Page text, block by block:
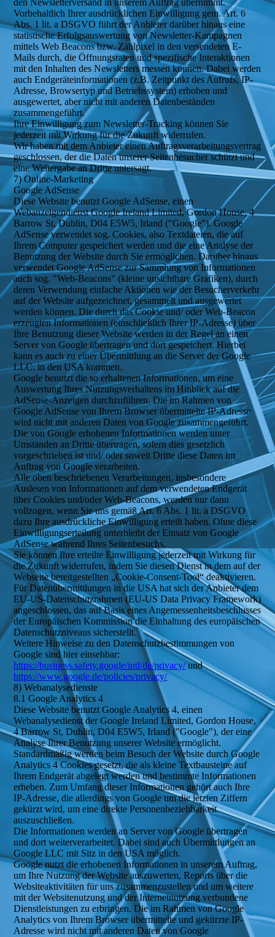
den Newsletterversand in unserem Auftrag übernimmt.
Vorbehaltlich Ihrer ausdrücklichen Einwilligung gem. Art. 6
Abs. 1 lit. a DSGVO führt der Anbieter darüber hinaus eine
statistische Erfolgsauswertung von Newsletter-Kampagnen
mittels Web Beacons bzw. Zählpixel in den versendeten E-
Mails durch, die Öffnungsraten und spezifische Interaktionen
mit den Inhalten des Newsletters messen können. Dabei werden
auch Endgeräteinformationen (z.B. Zeitpunkt des Aufrufs, IP-
Adresse, Browsertyp und Betriebssystem) erhoben und
ausgewertet, aber nicht mit anderen Datenbeständen
zusammengeführt.
Ihre Einwilligung zum Newsletter-Tracking können Sie
jederzeit mit Wirkung für die Zukunft widerrufen.
Wir haben mit dem Anbieter einen Auftragsverarbeitungsvertrag
geschlossen, der die Daten unserer Seitenbesucher schützt und
eine Weitergabe an Dritte untersagt.
7) Online-Marketing
Google AdSense
Diese Website benutzt Google AdSense, einen
Webanzeigendienst Google Ireland Limited, Gordon House, 4
Barrow St, Dublin, D04 E5W5, Irland ("Google"). Google
AdSense verwendet sog. Cookies, also Textdateien, die auf
Ihrem Computer gespeichert werden und die eine Analyse der
Benutzung der Website durch Sie ermöglichen. Darüber hinaus
verwendet Google AdSense zur Sammlung von Informationen
auch sog. "Web-Beacons" (kleine unsichtbare Grafiken), durch
deren Verwendung einfache Aktionen wie der Besucherverkehr
auf der Website aufgezeichnet, gesammelt und ausgewertet
werden können. Die durch das Cookie und/ oder Web-Beacon
erzeugten Informationen (einschließlich Ihrer IP-Adresse) über
Ihre Benutzung dieser Website werden in der Regel an einen
Server von Google übertragen und dort gespeichert. Hierbei
kann es auch zu einer Übermittlung an die Server der Google
LLC. in den USA kommen.
Google benutzt die so erhaltenen Informationen, um eine
Auswertung Ihres Nutzungsverhaltens im Hinblick auf die
AdSense-Anzeigen durchzuführen. Die im Rahmen von
Google AdSense von Ihrem Browser übermittelte IP-Adresse
wird nicht mit anderen Daten von Google zusammengeführt.
Die von Google erhobenen Informationen werden unter
Umständen an Dritte übertragen, sofern dies gesetzlich
vorgeschrieben ist und/ oder soweit Dritte diese Daten im
Auftrag von Google verarbeiten.
Alle oben beschriebenen Verarbeitungen, insbesondere
Auslesen von Informationen auf dem verwendeten Endgerät
über Cookies und/oder Web-Beacons, werden nur dann
vollzogen, wenn Sie uns gemäß Art. 6 Abs. 1 lit. a DSGVO
dazu Ihre ausdrückliche Einwilligung erteilt haben. Ohne diese
Einwilligungserteilung unterbleibt der Einsatz von Google
AdSense während Ihres Seitenbesuchs.
Sie können Ihre erteilte Einwilligung jederzeit mit Wirkung für
die Zukunft widerrufen, indem Sie diesen Dienst in dem auf der
Webseite bereitgestellten „Cookie-Consent-Tool“ deaktivieren.
Für Datenübermittlungen in die USA hat sich der Anbieter dem
EU-US-Datenschutzrahmen (EU-US Data Privacy Framework)
angeschlossen, das auf Basis eines Angemessenheitsbeschlusses
der Europäischen Kommission die Einhaltung des europäischen
Datenschutzniveaus sicherstellt.
Weitere Hinweise zu den Datenschutzbestimmungen von
Google sind hier einsehbar:
https://business.safety.google/intl/de/privacy/und
https://www.google.de/policies/privacy/
8) Webanalysedienste
8.1 Google Analytics 4
Diese Website benutzt Google Analytics 4, einen
Webanalysedienst der Google Ireland Limited, Gordon House,
4 Barrow St, Dublin, D04 E5W5, Irland ("Google"), der eine
Analyse Ihrer Benutzung unserer Website ermöglicht.
Standardmäßig werden beim Besuch der Website durch Google
Analytics 4 Cookies gesetzt, die als kleine Textbausteine auf
Ihrem Endgerät abgelegt werden und bestimmte Informationen
erheben. Zum Umfang dieser Informationen gehört auch Ihre
IP-Adresse, die allerdings von Google um die letzten Ziffern
gekürzt wird, um eine direkte Personenbeziehbarkeit
auszuschließen.
Die Informationen werden an Server von Google übertragen
und dort weiterverarbeitet. Dabei sind auch Übermittlungen an
Google LLC mit Sitz in den USA möglich.
Google nutzt die erhobenen Informationen in unserem Auftrag,
um Ihre Nutzung der Website auszuwerten, Reports über die
Websiteaktivitäten für uns zusammenzustellen und um weitere
mit der Websitenutzung und der Internetnutzung verbundene
Dienstleistungen zu erbringen. Die im Rahmen von Google
Analytics von Ihrem Browser übermittelte und gekürzte IP-
Adresse wird nicht mit anderen Daten von Google